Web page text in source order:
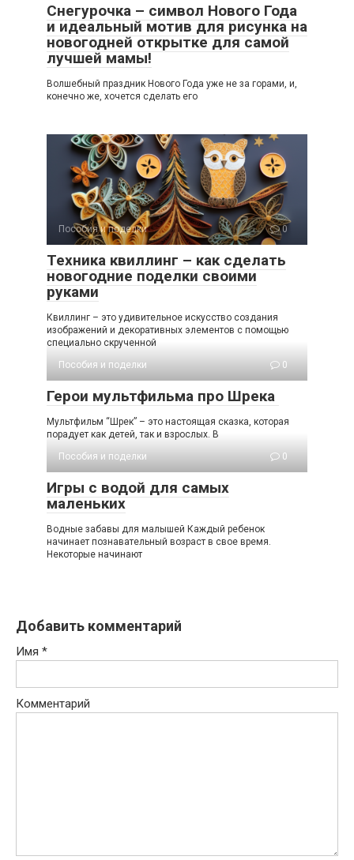
Снегурочка – символ Нового Года
и идеальный мотив для рисунка на
новогодней открытке для самой
лучшей мамы!
Волшебный праздник Нового Года уже не за горами, и,
конечно же, хочется сделать его
Пособия и поделки 0
Техника квиллинг – как сделать
новогодние поделки своими
руками
Квиллинг – это удивительное искусство создания
изображений и декоративных элементов с помощью
специально скрученной
Пособия и поделки
0
Герои мультфильма про Шрека
Мультфильм “Шрек” – это настоящая сказка, которая
порадует как детей, так и взрослых. В
Пособия и поделки
0
Игры с водой для самых
маленьких
Водные забавы для малышей Каждый ребенок
начинает познавательный возраст в свое время.
Некоторые начинают
Добавить комментарий
Имя *
Комментарий